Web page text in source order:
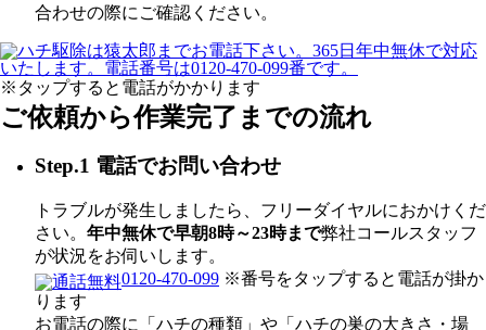
合わせの際にご確認ください。
※タップすると電話がかかります
ご依頼から作業完了までの流れ
Step.1 電話でお問い合わせ
トラブルが発生しましたら、フリーダイヤルにおかけくだ
さい。 年中無休で早朝8時～23時まで弊社コールスタッフ
が状況をお伺いします。
0120-470-099 ※番号をタップすると電話が掛か
ります
お電話の際に「ハチの種類」や「ハチの巣の大きさ・場